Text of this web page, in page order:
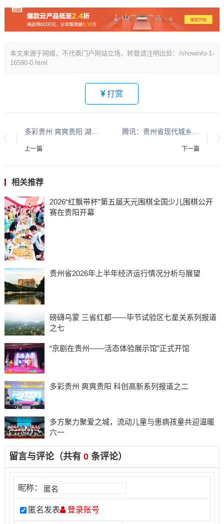
本文来源于网络，不代表门户网站立场，转载请注明出处：/showinfo-1-
16590-0.html
打赏
上一篇 下一篇
相关推荐
​​​​​​​2026“红飘带杯”第五届天元围棋全国少儿围棋公开
赛在贵阳开幕
贵州省2026年上半年经济运行情况分析与展望
磅礴乌蒙 三省红都——毕节试验区七星关系列报道
之七
“京剧在贵州——活态体验展示馆”正式开馆
多彩贵州 爽爽贵阳 科创高新系列报道之二
多方聚力聚爱之城，流动儿童与患病孩童共迎温暖
六一
留言与评论（共有 0条评论）
昵称：
匿名发表 登录账号